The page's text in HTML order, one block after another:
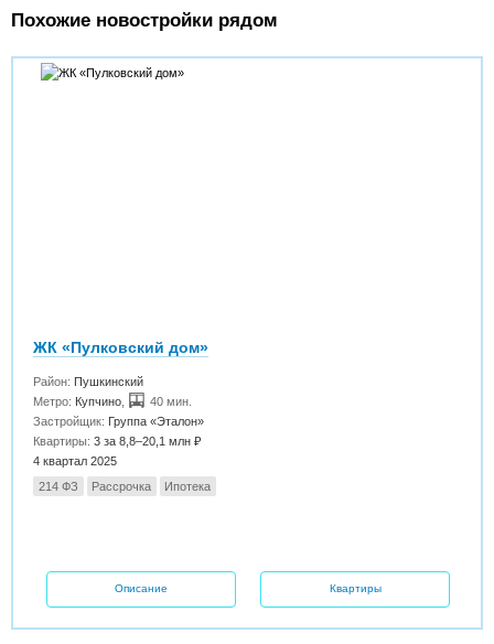
Похожие новостройки рядом
ЖК «Пулковский дом»
Район: Пушкинский
Метро: Купчино
40 мин.
Застройщик: Группа «Эталон»
Квартиры:3 за 8,8–20,1 млн ₽
4 квартал 2025
214 ФЗ
Рассрочка Ипотека
Описание Квартиры